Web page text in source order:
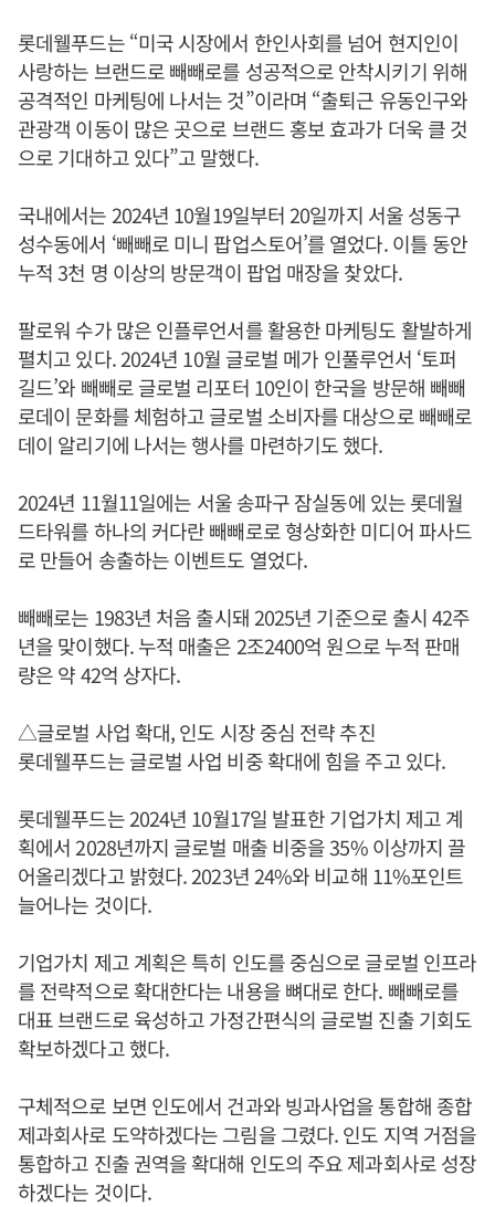
롯데웰푸드는 “미국 시장에서 한인사회를 넘어 현지인이
사랑하는 브랜드로 빼빼로를 성공적으로 안착시키기 위해
공격적인 마케팅에 나서는 것”이라며 “출퇴근 유동인구와
관광객 이동이 많은 곳으로 브랜드 홍보 효과가 더욱 클 것
으로 기대하고 있다”고 말했다.
국내에서는 2024년 10월19일부터 20일까지 서울 성동구
성수동에서 ‘빼빼로 미니 팝업스토어’를 열었다. 이틀 동안
누적 3천 명 이상의 방문객이 팝업 매장을 찾았다.
팔로워 수가 많은 인플루언서를 활용한 마케팅도 활발하게
펼치고 있다. 2024년 10월 글로벌 메가 인풀루언서 ‘토퍼
길드’와 빼빼로 글로벌 리포터 10인이 한국을 방문해 빼빼
로데이 문화를 체험하고 글로벌 소비자를 대상으로 빼빼로
데이 알리기에 나서는 행사를 마련하기도 했다.
2024년 11월11일에는 서울 송파구 잠실동에 있는 롯데월
드타워를 하나의 커다란 빼빼로로 형상화한 미디어 파사드
로 만들어 송출하는 이벤트도 열었다.
빼빼로는 1983년 처음 출시돼 2025년 기준으로 출시 42주
년을 맞이했다. 누적 매출은 2조2400억 원으로 누적 판매
량은 약 42억 상자다.
△글로벌 사업 확대, 인도 시장 중심 전략 추진
롯데웰푸드는 글로벌 사업 비중 확대에 힘을 주고 있다.
롯데웰푸드는 2024년 10월17일 발표한 기업가치 제고 계
획에서 2028년까지 글로벌 매출 비중을 35% 이상까지 끌
어올리겠다고 밝혔다. 2023년 24%와 비교해 11%포인트
늘어나는 것이다.
기업가치 제고 계획은 특히 인도를 중심으로 글로벌 인프라
를 전략적으로 확대한다는 내용을 뼈대로 한다. 빼빼로를
대표 브랜드로 육성하고 가정간편식의 글로벌 진출 기회도
확보하겠다고 했다.
구체적으로 보면 인도에서 건과와 빙과사업을 통합해 종합
제과회사로 도약하겠다는 그림을 그렸다. 인도 지역 거점을
통합하고 진출 권역을 확대해 인도의 주요 제과회사로 성장
하겠다는 것이다.